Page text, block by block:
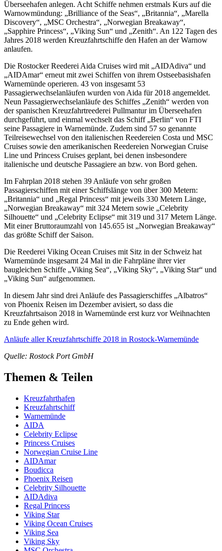
Überseehafen anlegen. Acht Schiffe nehmen erstmals Kurs auf die
Warnowmündung: „Brilliance of the Seas“, „Britannia“, „Marella
Discovery“, „MSC Orchestra“, „Norwegian Breakaway“,
„Sapphire Princess“, „Viking Sun“ und „Zenith“. An 122 Tagen des
Jahres 2018 werden Kreuzfahrtschiffe den Hafen an der Warnow
anlaufen.
Die Rostocker Reederei Aida Cruises wird mit „AIDAdiva“ und
„AIDAmar“ erneut mit zwei Schiffen von ihrem Ostseebasishafen
Warnemünde operieren. 43 von insgesamt 53
Passagierwechselanläufen wurden von Aida für 2018 angemeldet.
Neun Passagierwechselanläufe des Schiffes „Zenith“ werden von
der spanischen Kreuzfahrtreederei Pullmantur im Überseehafen
durchgeführt, und einmal wechselt das Schiff „Berlin“ von FTI
seine Passagiere in Warnemünde. Zudem sind 57 so genannte
Teilreisewechsel von den italienischen Reedereien Costa und MSC
Cruises sowie den amerikanischen Reedereien Norwegian Cruise
Line und Princess Cruises geplant, bei denen insbesondere
italienische und deutsche Passagiere an bzw. von Bord gehen.
Im Fahrplan 2018 stehen 39 Anläufe von sehr großen
Passagierschiffen mit einer Schiffslänge von über 300 Metern:
„Britannia“ und „Regal Princess“ mit jeweils 330 Metern Länge,
„Norwegian Breakaway“ mit 324 Metern sowie „Celebrity
Silhouette“ und „Celebrity Eclipse“ mit 319 und 317 Metern Länge.
Mit einer Bruttoraumzahl von 145.655 ist „Norwegian Breakaway“
das größte Schiff der Saison.
Die Reederei Viking Ocean Cruises mit Sitz in der Schweiz hat
Warnemünde insgesamt 24 Mal in die Fahrpläne ihrer vier
baugleichen Schiffe „Viking Sea“, „Viking Sky“, „Viking Star“ und
„Viking Sun“ aufgenommen.
In diesem Jahr sind drei Anläufe des Passagierschiffes „Albatros“
von Phoenix Reisen im Dezember avisiert, so dass die
Kreuzfahrtsaison 2018 in Warnemünde erst kurz vor Weihnachten
zu Ende gehen wird.
Anläufe aller Kreuzfahrtschiffe 2018 in Rostock-Warnemünde
Quelle: Rostock Port GmbH
Themen & Teilen
Kreuzfahrthafen
Kreuzfahrtschiff
Warnemünde
AIDA
Celebrity Eclipse
Princess Cruises
Norwegian Cruise Line
AIDAmar
Boudicca
Phoenix Reisen
Celebrity Silhouette
AIDAdiva
Regal Princess
Viking Star
Viking Ocean Cruises
Viking Sea
Viking Sky